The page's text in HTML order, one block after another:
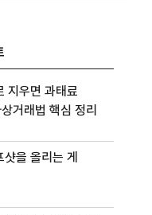
지우면 과태료
거래법 핵심 정리
을 올리는 게